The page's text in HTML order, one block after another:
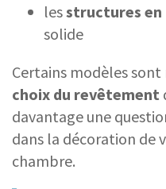
lesstructures en
solide
Certains modèles sont
choix du revêtement
davantage une
dans la décoration de
chambre.